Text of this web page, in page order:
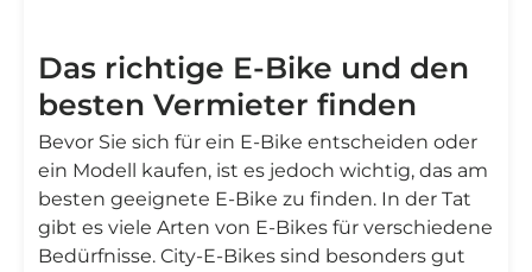
Das richtige E-Bike und den
besten Vermieter finden
Bevor Sie sich für ein E-Bike entscheiden oder
ein Modell kaufen, ist es jedoch wichtig, das am
besten geeignete E-Bike zu finden. In der Tat
gibt es viele Arten von E-Bikes für verschiedene
Bedürfnisse. City-E-Bikes sind besonders gut